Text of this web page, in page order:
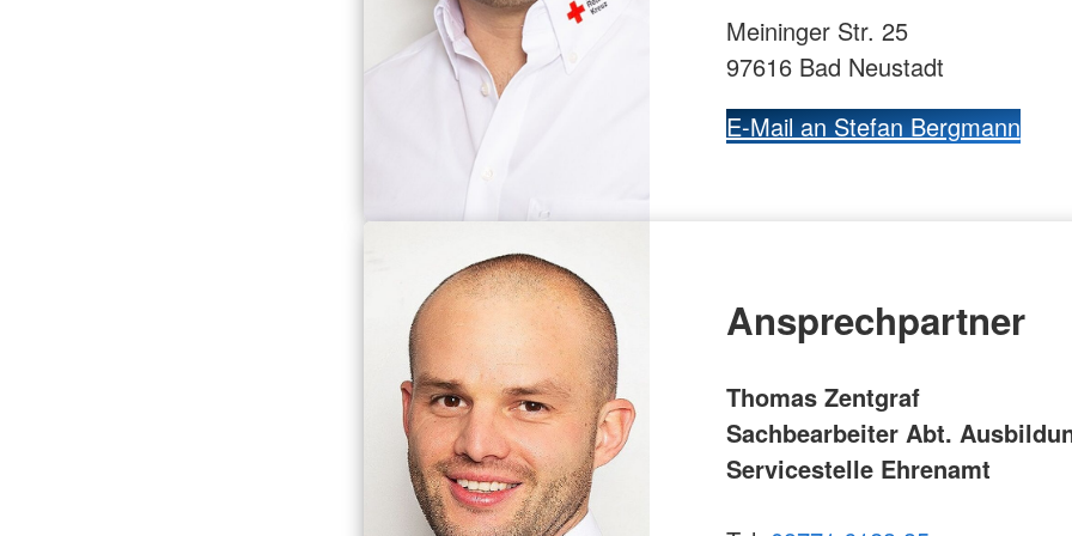
Meininger Str. 25
97616 Bad Neustadt
E-Mail an Stefan Bergmann
Ansprechpartner
Thomas Zentgraf
Sachbearbeiter Abt.
Servicestelle Ehrenamt